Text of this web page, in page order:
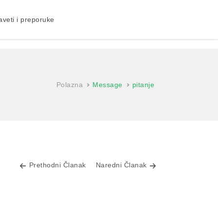
i preporuke
Polazna Message pitanje
Prethodni Članak Naredni Članak